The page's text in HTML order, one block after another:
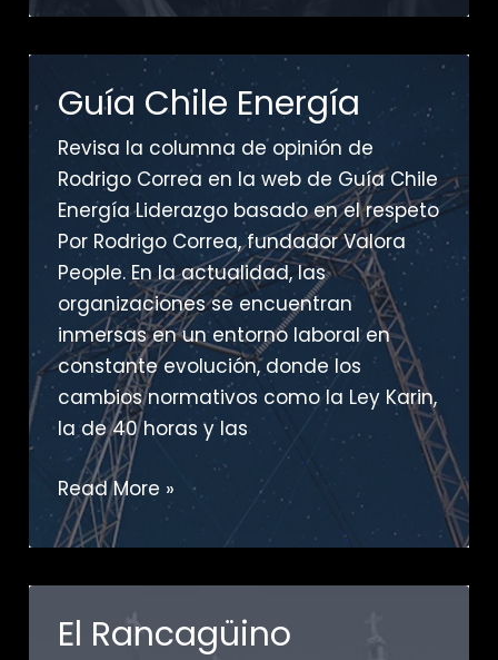
Guía Chile Energía
Revisa la columna de opinión de
Rodrigo Correa en la web de Guía Chile
Energía Liderazgo basado en el respeto
Por Rodrigo Correa, fundador Valora
People. En la actualidad, las
organizaciones se encuentran
inmersas en un entorno laboral en
constante evolución, donde los
cambios normativos como la Ley Karin,
la de 40 horas y las
Guía
Chile
Energía
Read More »
El Rancagüino